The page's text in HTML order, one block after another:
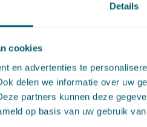
Details
cookies
en advertenties te
delen we informatie over uw
partners kunnen deze
op basis van uw gebruik
voorzienbaarheid
de
volgt de Minister waar het